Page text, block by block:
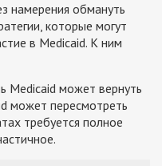
намерения обмануть
которые могут
в Medicaid. К ним
Medicaid может вернуть
может пересмотреть
требуется полное